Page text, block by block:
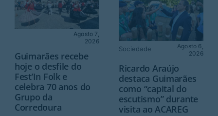
Agosto 7,
2026
Guimarães recebe
hoje o desfile do
Fest’In Folk e
celebra 70 anos do
Grupo da
Corredoura
Sociedade
Agosto 6,
2026
Ricardo Araújo
destaca Guimarães
como “capital do
escutismo” durante
visita ao ACAREG